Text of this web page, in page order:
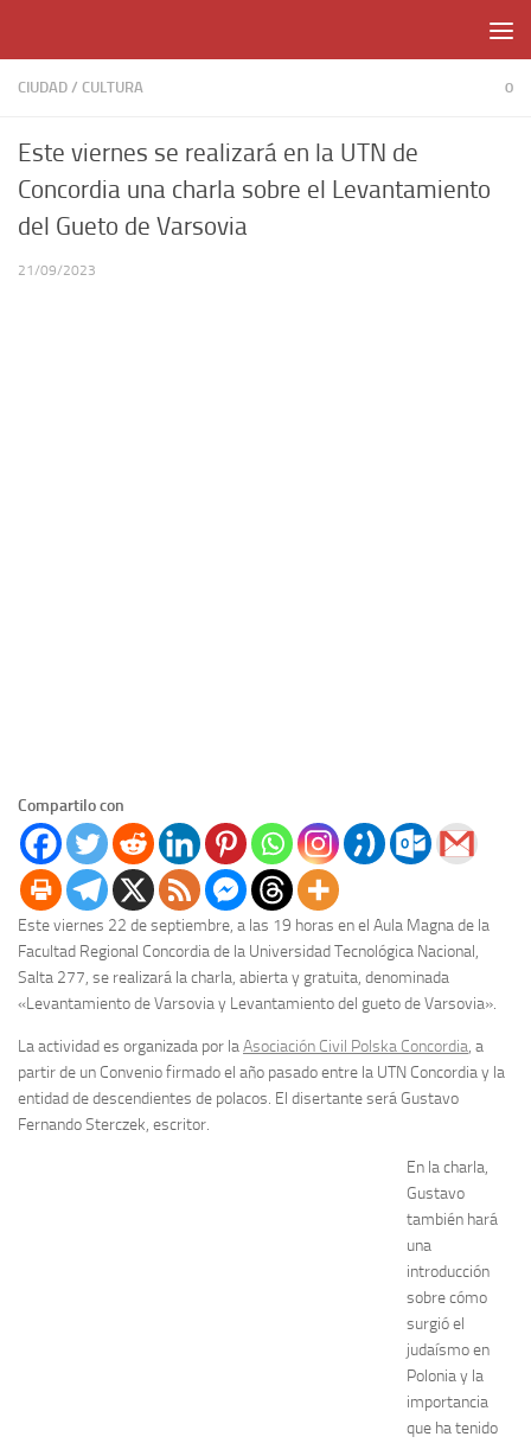
CIUDAD / CULTURA 0
Este viernes se realizará en la UTN de
Concordia una charla sobre el Levantamiento
del Gueto de Varsovia
21/09/2023
Compartilo con
Este viernes 22 de septiembre, a las 19 horas en el Aula Magna de la
Facultad Regional Concordia de la Universidad Tecnológica Nacional,
Salta 277, se realizará la charla, abierta y gratuita, denominada
«Levantamiento de Varsovia y Levantamiento del gueto de Varsovia».
La actividad es organizada por laAsociación Civil Polska Concordia, a
partir de un Convenio firmado el año pasado entre la UTN Concordia y la
entidad de descendientes de polacos. El disertante será Gustavo
Fernando Sterczek, escritor.
En la charla,
Gustavo
también hará
una
introducción
sobre cómo
surgió el
judaísmo en
Polonia y la
importancia
que ha tenido